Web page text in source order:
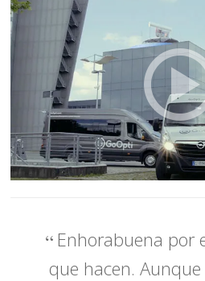
Enhorabuena por
que hacen.